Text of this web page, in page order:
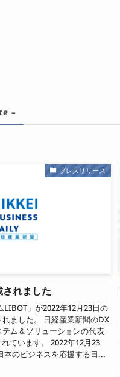
–
プレスリリース
れました
LIBOT」が2022年12月23日の
ました。 日経産業新聞のDX
ム＆ソリューションの代表
ています。 2022年12月23
のビジネスを応援する日...